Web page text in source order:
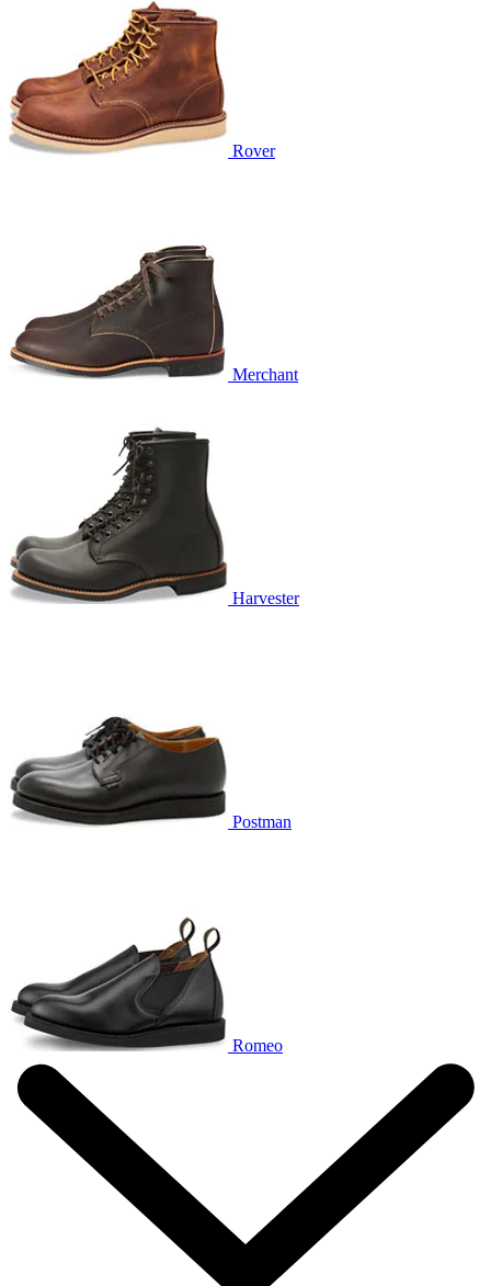
Rover
Merchant
Harvester
Postman
Romeo